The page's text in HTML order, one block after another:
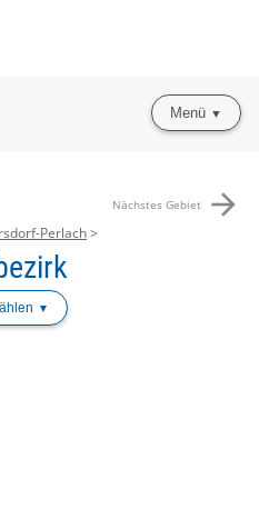
Menü
Nächstes Gebiet arrow_forward
Perlach